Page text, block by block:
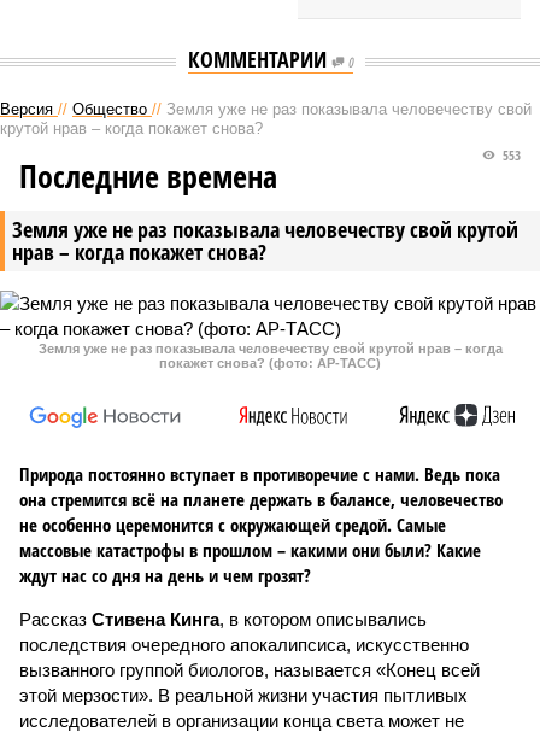
КОММЕНТАРИИ 0
Версия // Общество // Земля уже не раз показывала человечеству свой
крутой нрав – когда покажет снова?
Земля уже не раз показывала человечеству свой крутой
нрав – когда покажет снова?
553
Последние времена
Земля уже не раз показывала человечеству свой крутой нрав – когда
покажет снова? (фото: АР-ТАСС)
Природа постоянно вступает в противоречие с нами. Ведь пока
она стремится всё на планете держать в балансе, человечество
не особенно церемонится с окружающей средой. Самые
массовые катастрофы в прошлом – какими они были? Какие
ждут нас со дня на день и чем грозят?
Рассказ Стивена Кинга, в котором описывались
последствия очередного апокалипсиса, искусственно
вызванного группой биологов, называется «Конец всей
этой мерзости». В реальной жизни участия пытливых
исследователей в организации конца света может не